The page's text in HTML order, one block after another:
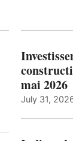
mai 2026
July 31,